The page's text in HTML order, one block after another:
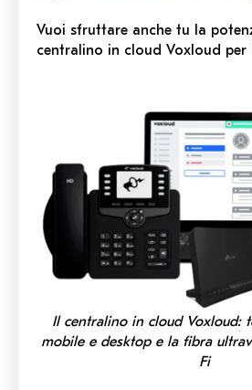
Vuoi sfruttare anche tu la
centralino in cloud Voxloud per
Il centralino in cloud Voxloud:
mobile e desktop e la fibra
Fi